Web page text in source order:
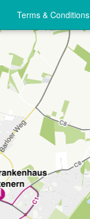
Terms & Conditions